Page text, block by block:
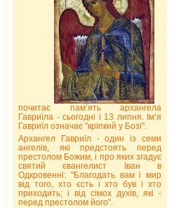
почитає пам’ять архангела
Гавриїла - сьогодні і 13 липня. Ім’я
Гавриїл означає "кріпкий у Бозі".
Архангел Гавриїл - один із семи
ангелів, які предстоять перед
престолом Божим, і про яких згадує
святий євангелист Іван в
Одкровенні: "Благодать вам і мир
від того, хто єсть і хто був і хто
приходить; і від сімох духів, які -
перед престолом його".